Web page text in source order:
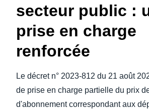
secteur public :
prise en charge
renforcée
Le décret n° 2023-812 du 21 août
de prise en charge partielle du prix
d'abonnement correspondant aux